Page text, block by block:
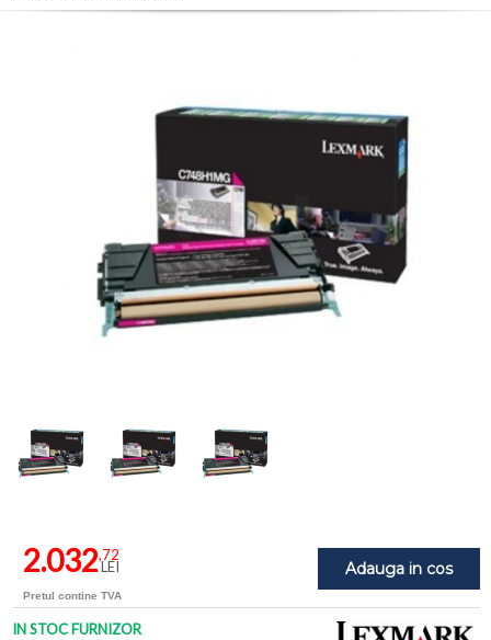
Adauga in cos
2.032,72
LEI
Pretul contine TVA
IN STOC FURNIZOR